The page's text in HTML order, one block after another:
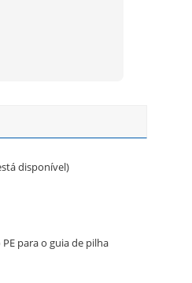
disponível)
para o guia de pilha